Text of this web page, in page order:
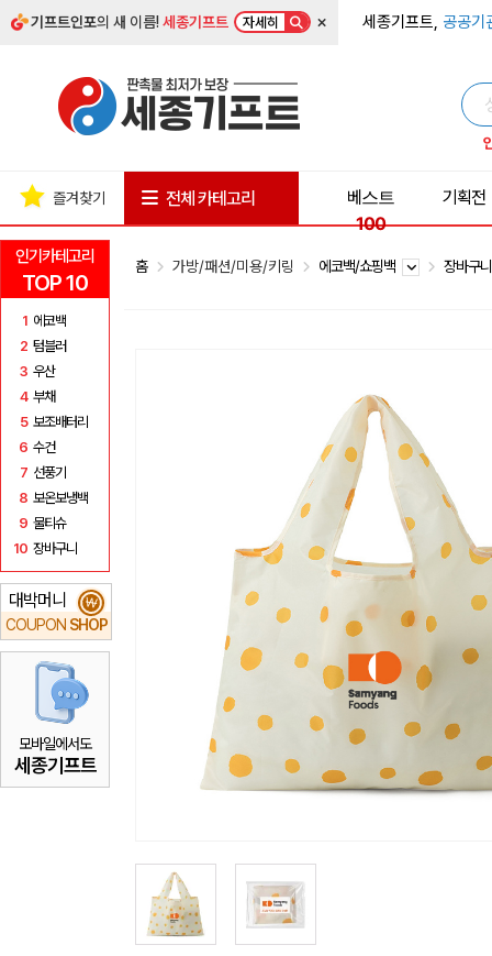
기프트인포의 새 이름!세종기프트 자세히 × 세종기프트, 공공기
인기카테고리
TOP 10
1 에코백
2 텀블러
3 우산
4 부채
5 보조배터리
6 수건
7 선풍기
8 보온보냉백
9 물티슈
10 장바구니
대박머니
COUPON SHOP
₩
모바일에서도
세종기프트
즐겨찾기 전체 카테고리
베스트
100
기획전
홈 가방/패션/미용/키링 에코백/쇼핑백 장바구